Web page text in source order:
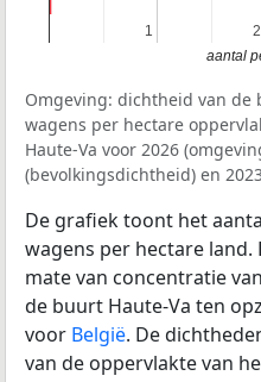
1
1 2
2
aantal
Omgeving: dichtheid van de
wagens per hectare
Haute-Va voor 2026
(bevolkingsdichtheid) en
De grafiek toont het
wagens per hectare
mate van concentratie
de buurt Haute-Va ten
voor België. De
van de oppervlakte van